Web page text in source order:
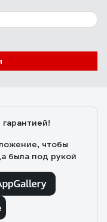
чтобы
была под рукой